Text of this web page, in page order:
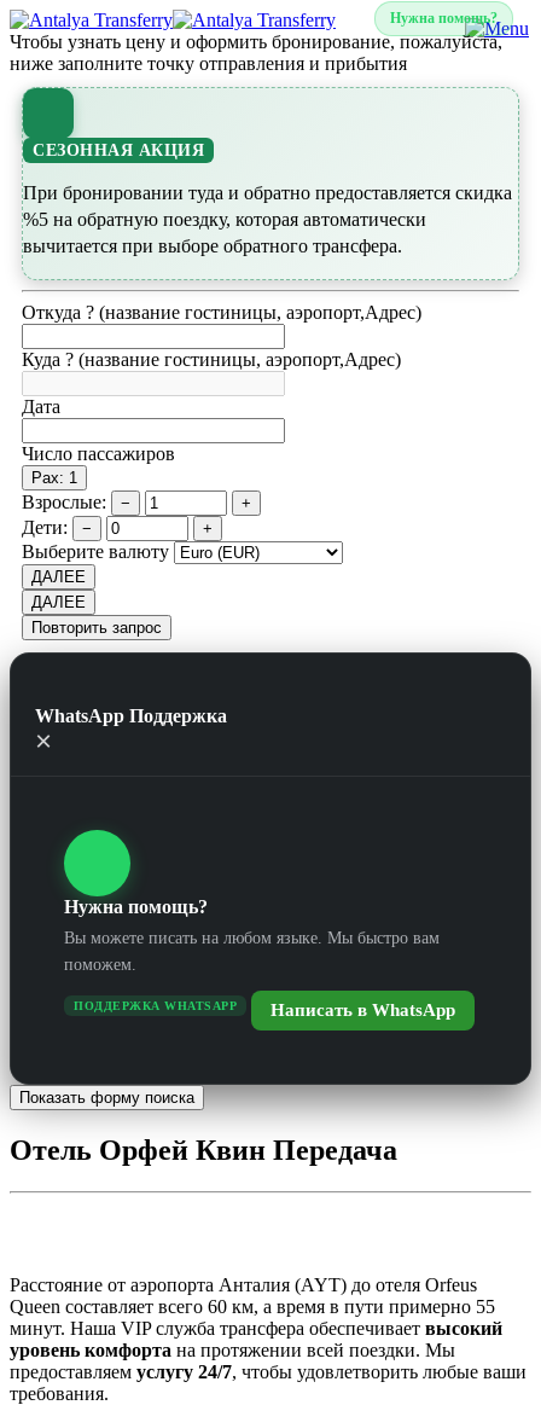
Нужна помощь?
Чтобы узнать цену и оформить бронирование, пожалуйста,
ниже заполните точку отправления и прибытия
СЕЗОННАЯ АКЦИЯ
При бронировании туда и обратно предоставляется скидка
%5 на обратную поездку, которая автоматически
вычитается при выборе обратного трансфера.
Откуда ? (название гостиницы, аэропорт,Адрес)
Куда ? (название гостиницы, аэропорт,Адрес)
Дата
Число пассажиров
Pax: 1
Взрослые: − +
Дети: − +
Выберите валюту
ДАЛЕЕ
ДАЛЕЕ
Повторить запрос
WhatsApp Поддержка
×
Нужна помощь?
Вы можете писать на любом языке. Мы быстро вам
поможем.
ПОДДЕРЖКА WHATSAPP Написать в WhatsApp
Показать форму поиска
Отель Орфей Квин Передача
Расстояние от аэропорта Анталия (AYT) до отеля Orfeus
Queen составляет всего 60 км, а время в пути примерно 55
минут. Наша VIP служба трансфера обеспечивает высокий
уровень комфорта на протяжении всей поездки. Мы
предоставляем услугу 24/7, чтобы удовлетворить любые ваши
требования.